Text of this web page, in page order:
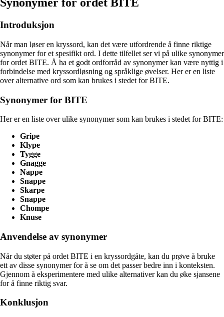
Introduksjon
Når man løser en kryssord, kan det være utfordrende å finne riktige
synonymer for et spesifikt ord. I dette tilfellet ser vi på ulike synonymer
for ordet BITE. Å ha et godt ordforråd av synonymer kan være nyttig i
forbindelse med kryssordløsning og språklige øvelser. Her er en liste
over alternative ord som kan brukes i stedet for BITE.
Synonymer for BITE
Her er en liste over ulike synonymer som kan brukes i stedet for BITE:
Gripe
Klype
Tygge
Gnagge
Nappe
Snappe
Skarpe
Snappe
Chompe
Knuse
Anvendelse av synonymer
Når du støter på ordet BITE i en kryssordgåte, kan du prøve å bruke
ett av disse synonymer for å se om det passer bedre inn i konteksten.
Gjennom å eksperimentere med ulike alternativer kan du øke sjansene
for å finne riktig svar.
Konklusjon